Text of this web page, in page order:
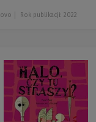
ovo Rok publikacji: 2022